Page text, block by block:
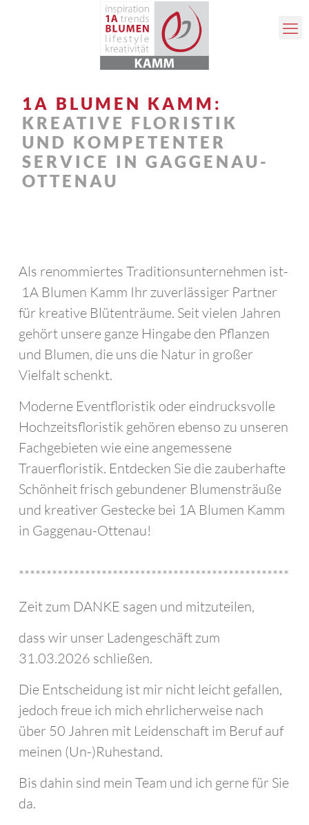
1A BLUMEN KAMM:
KREA­TIVE FLORISTIK
UND KOMPETENTER
SERVICE IN GAGGENAU-
OTTENAU
​Als renommiertes Traditionsunternehmen ist­
1A Blumen Kamm Ihr zuverlässiger Part­ner
für kreative Blütenträume. Seit vielen Jahren
gehört unsere ganze Hingabe den Pflanzen
und Blumen, die uns die Natur in großer
Vielfalt schenkt.
Moderne Eventfloristik oder eindrucksvolle
Hochzeits­floristik ge­hö­ren ebenso zu unseren
Fachgebieten wie eine angemessene
Trauerfloristik. Entdecken Sie die zauberhafte
Schön­heit frisch gebundener Blumensträuße
und kreativer Gestecke bei 1A Blumen Kamm
in Gaggenau-Ottenau!
*************************************************
Zeit zum DANKE sagen und mitzuteilen,
dass wir unser Ladengeschäft zum
31.03.2026 schließen.
Die Entscheidung ist mir nicht leicht gefallen,
jedoch freue ich mich ehrlicherweise nach
über 50 Jahren mit Leidenschaft im Beruf auf
meinen (Un-)Ruhestand.
Bis dahin sind mein Team und ich gerne für Sie
da.